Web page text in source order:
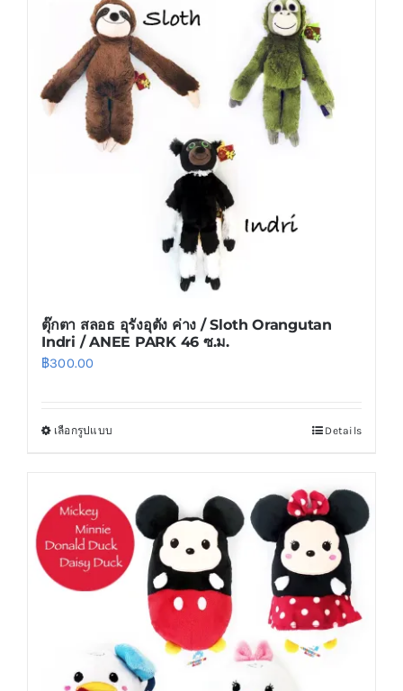
ตุ๊กตา สลอธ อุรังอุตัง ค่าง / Sloth Orangutan
Indri / ANEE PARK 46 ซ.ม.
฿300.00
เลือกรูปแบบ
multiple
variants.
The
options
chosen
on
Details